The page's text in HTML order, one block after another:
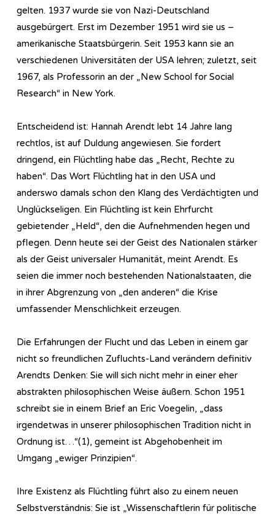
gelten. 1937 wurde sie von Nazi-Deutschland
ausgebürgert. Erst im Dezember 1951 wird sie us –
amerikanische Staatsbürgerin. Seit 1953 kann sie an
verschiedenen Universitäten der USA lehren; zuletzt, seit
1967, als Professorin an der „New School for Social
Research“ in New York.
Entscheidend ist: Hannah Arendt lebt 14 Jahre lang
rechtlos, ist auf Duldung angewiesen. Sie fordert
dringend, ein Flüchtling habe das „Recht, Rechte zu
haben“. Das Wort Flüchtling hat in den USA und
anderswo damals schon den Klang des Verdächtigten und
Unglückseligen. Ein Flüchtling ist kein Ehrfurcht
gebietender „Held“, den die Aufnehmenden hegen und
pflegen. Denn heute sei der Geist des Nationalen stärker
als der Geist universaler Humanität, meint Arendt. Es
seien die immer noch bestehenden Nationalstaaten, die
in ihrer Abgrenzung von „den anderen“ die Krise
umfassender Menschlichkeit erzeugen.
Die Erfahrungen der Flucht und das Leben in einem gar
nicht so freundlichen Zufluchts-Land verändern definitiv
Arendts Denken: Sie will sich nicht mehr in einer eher
abstrakten philosophischen Weise äußern. Schon 1951
schreibt sie in einem Brief an Eric Voegelin, „dass
irgendetwas in unserer philosophischen Tradition nicht in
Ordnung ist…“(1), gemeint ist Abgehobenheit im
Umgang „ewiger Prinzipien“.
Ihre Existenz als Flüchtling führt also zu einem neuen
Selbstverständnis: Sie ist „Wissenschaftlerin für politische